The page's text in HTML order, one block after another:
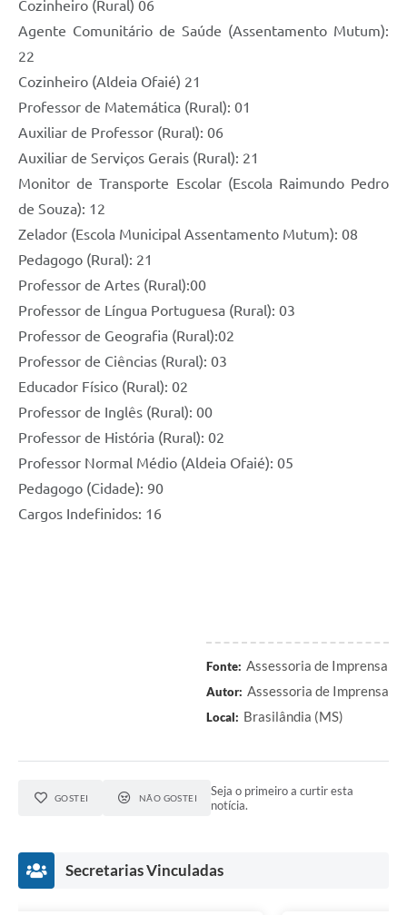
Cozinheiro (Rural) 06
Agente Comunitário de Saúde (Assentamento Mutum):
22
Cozinheiro (Aldeia Ofaié) 21
Professor de Matemática (Rural): 01
Auxiliar de Professor (Rural): 06
Auxiliar de Serviços Gerais (Rural): 21
Monitor de Transporte Escolar (Escola Raimundo Pedro
de Souza): 12
Zelador (Escola Municipal Assentamento Mutum): 08
Pedagogo (Rural): 21
Professor de Artes (Rural):00
Professor de Língua Portuguesa (Rural): 03
Professor de Geografia (Rural):02
Professor de Ciências (Rural): 03
Educador Físico (Rural): 02
Professor de Inglês (Rural): 00
Professor de História (Rural): 02
Professor Normal Médio (Aldeia Ofaié): 05
Pedagogo (Cidade): 90
Cargos Indefinidos: 16
Fonte: Assessoria de Imprensa
Autor: Assessoria de Imprensa
Local: Brasilândia (MS)
GOSTEI NÃO GOSTEI
Seja o primeiro a curtir esta
notícia.
Secretarias Vinculadas